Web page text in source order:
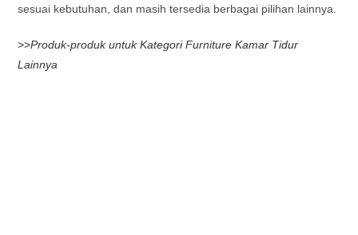
sesuai kebutuhan, dan masih tersedia berbagai pilihan lainnya.
>>Produk-produk untuk Kategori Furniture Kamar Tidur
Lainnya